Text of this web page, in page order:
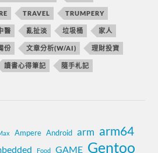
TRAVEL TRUMPERY
醫 亂扯淡 垃圾桶 家人
份 文章分析(W/AI) 理財投資
讀書心得筆記 隨手札記
Ampere Android arm arm64
Food GAME Gentoo